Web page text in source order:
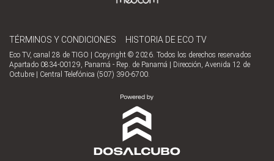
TÉRMINOS Y CONDICIONES HISTORIA DE ECO TV
Eco TV, canal 28 de TIGO | Copyright © 2026. Todos los derechos reservados
Apartado 0834-00129, Panamá - Rep. de Panamá | Dirección, Avenida 12 de
Octubre | Central Telefónica (507) 390-6700.